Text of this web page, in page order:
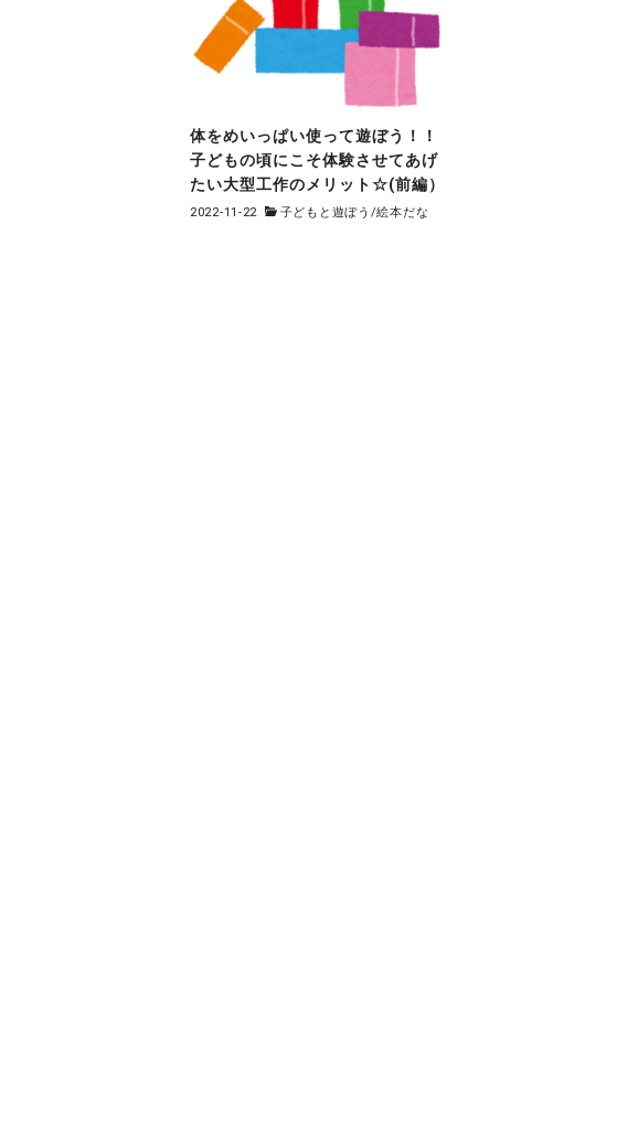
体をめいっぱい使って遊ぼう！！
子どもの頃にこそ体験させてあげ
たい大型工作のメリット☆(前編）
2022-11-22 子どもと遊ぼう /絵本だな